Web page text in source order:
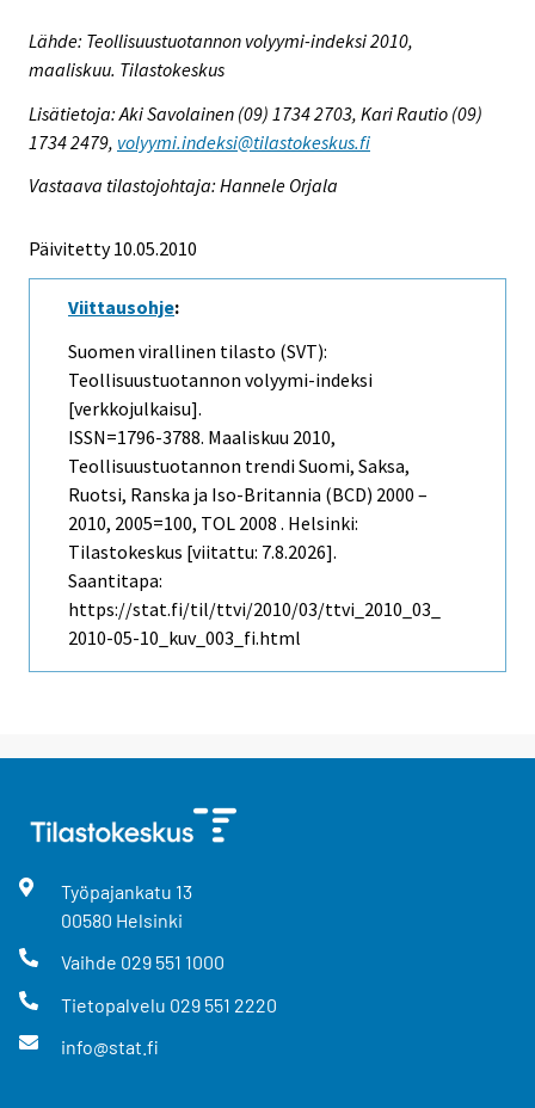
Lähde: Teollisuustuotannon volyymi-indeksi 2010,
maaliskuu. Tilastokeskus
Lisätietoja: Aki Savolainen (09) 1734 2703, Kari Rautio (09)
1734 2479, volyymi.indeksi@tilastokeskus.fi
Vastaava tilastojohtaja: Hannele Orjala
Päivitetty 10.05.2010
Viittausohje:
Suomen virallinen tilasto (SVT):
Teollisuustuotannon volyymi-indeksi
[verkkojulkaisu].
ISSN=1796-3788. Maaliskuu 2010,
Teollisuustuotannon trendi Suomi, Saksa,
Ruotsi, Ranska ja Iso-Britannia (BCD) 2000 –
2010, 2005=100, TOL 2008 . Helsinki:
Tilastokeskus [viitattu: 7.8.2026].
Saantitapa:
https://stat.fi/til/ttvi/2010/03/ttvi_2010_03_
2010-05-10_kuv_003_fi.html
Työpajankatu 13
00580 Helsinki
Vaihde 029 551 1000
Tietopalvelu 029 551 2220
info@stat.fi